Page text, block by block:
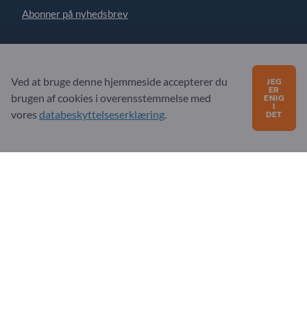
Abonner på nyhedsbrev
Ofte stillede spørgsmål
Vores servicetilbud
Ved at bruge denne hjemmeside accepterer du
brugen af ​​cookies i overensstemmelse med
vores databeskyttelseserklæring.
JEG
ER
ENIG
I
DET